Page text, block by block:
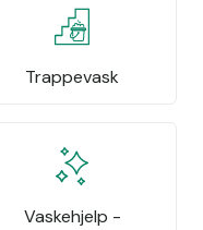
Trappevask
Vaskehjelp -